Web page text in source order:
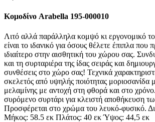
Κομοδίνο Arabella 195-000010
Λιτό αλλά παράλληλα κομψό κι εργονομικό
είναι το ιδανικό για όσους θέλετε έπιπλα που
ιδιαίτερο στην αισθητική του χώρου σας.
και τη συρταριέρα της ίδας σειράς και
συνθέσεις στο χώρο σας! Τεχνικά
σκελετός από υψηλής ποιότητας μοριοσανίδα
μελαμίνης με αντοχή στη φθορά και στο
συρόμενο συρτάρι για κλειστή αποθήκευση
Προσφέρεται στο χρώμα του λευκό-φυσικό.
Μήκος: 58.5 εκ Πλάτος: 40 εκ Ύψος: 44,5 εκ